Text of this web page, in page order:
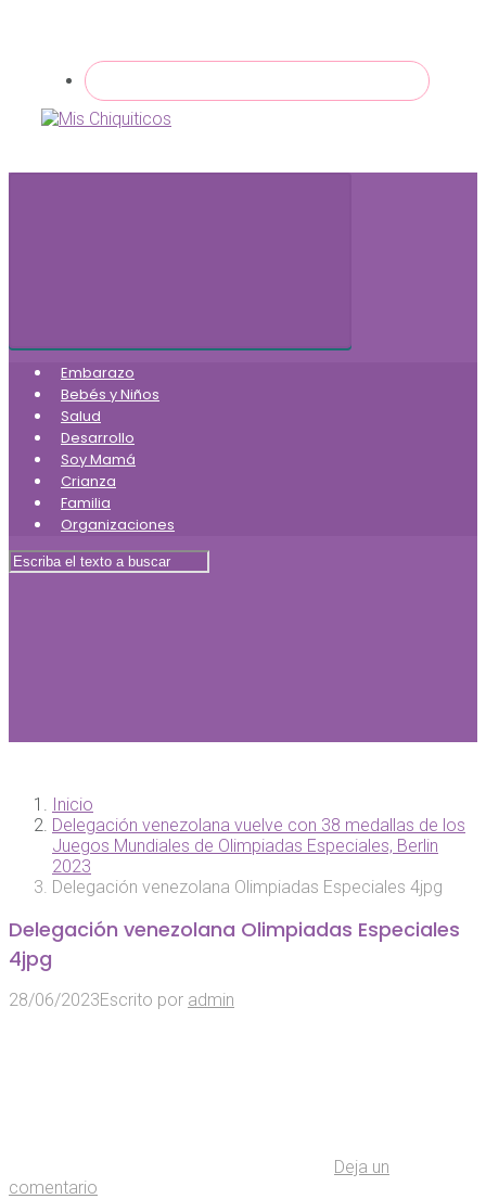
Embarazo
Bebés y Niños
Salud
Desarrollo
Soy Mamá
Crianza
Familia
Organizaciones
Inicio
Delegación venezolana vuelve con 38 medallas de los
Juegos Mundiales de Olimpiadas Especiales, Berlin
2023
Delegación venezolana Olimpiadas Especiales 4jpg
Delegación venezolana Olimpiadas Especiales
4jpg
28/06/2023Escrito por admin
Deja un
comentario